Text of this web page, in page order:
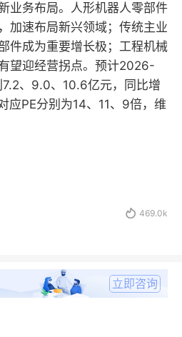
业务布局。人形机器人零部件
加速布局新兴领域；传统主业
件成为重要增长极；工程机械
望迎经营拐点。预计2026-
、9.0、10.6亿元，同比增
应PE分别为14、11、9倍，维
 469.0k
立即咨询